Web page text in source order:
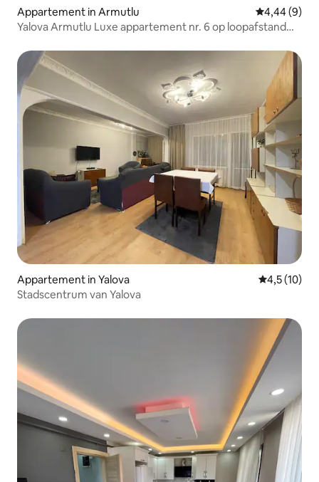
Appartement in Armutlu Gemiddelde
4,44 (9)
Yalova Armutlu Luxe appartement nr. 6 op loopafstand
Appartement in Yalova
4,5 (10)
Stadscentrum van Yalova